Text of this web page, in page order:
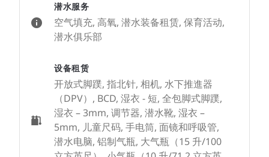
潜水服务
空气填充, 高氧, 潜水装备租赁, 保育活动,
潜水俱乐部
设备租赁
开放式脚蹼, 指北针, 相机, 水下推進器
（DPV）, BCD, 湿衣 - 短, 全包脚式脚蹼,
湿衣 – 3mm, 调节器, 潜水靴, 湿衣 –
5mm, 儿童尺码, 手电筒, 面镜和呼吸管,
潜水电脑, 铝制气瓶, 大气瓶（15 升/100